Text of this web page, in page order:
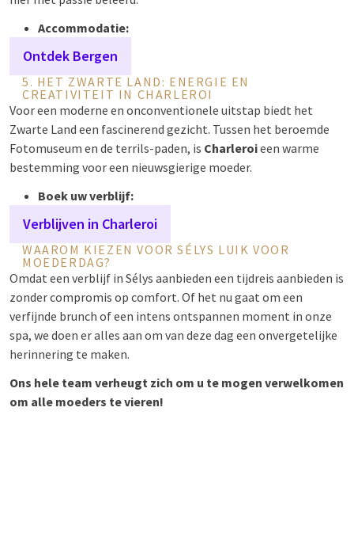
Accommodatie:
Ontdek Bergen
5. HET ZWARTE LAND: ENERGIE EN
CREATIVITEIT IN CHARLEROI
Voor een moderne en onconventionele uitstap biedt het
Zwarte Land een fascinerend gezicht. Tussen het beroemde
Fotomuseum en de terrils-paden, is Charleroieen warme
bestemming voor een nieuwsgierige moeder.
Boek uw verblijf:
Verblijven in Charleroi
WAAROM KIEZEN VOOR SÉLYS LUIK VOOR
MOEDERDAG?
Omdat een verblijf in Sélys aanbieden een tijdreis aanbieden is
zonder compromis op comfort. Of het nu gaat om een
verfijnde brunch of een intens ontspannen moment in onze
spa, we doen er alles aan om van deze dag een onvergetelijke
herinnering te maken.
Ons hele team verheugt zich om u te mogen verwelkomen
om alle moeders te vieren!